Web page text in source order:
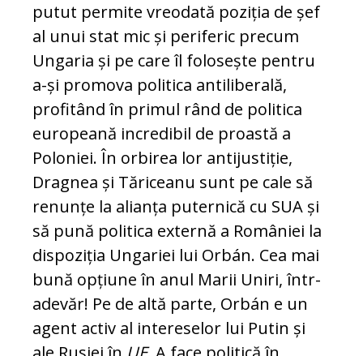
putut permite vreodată poziția de șef
al unui stat mic și periferic precum
Un­garia și pe care îl folosește pentru
a-și pro­mo­va politica antiliberală,
profitând în primul rând de politica
europeană incredibil de proas­tă a
Poloniei. În orbirea lor antijustiție,
Drag­nea și Tă­riceanu sunt pe cale să
renunțe la ali­anța puternică cu SUA și
să pună politica externă a României la
dispoziția Ungariei lui Or­bán. Cea mai
bună opțiune în anul Marii Uniri, în­tr-
adevăr! Pe de altă parte, Orbán e un
agent ac­tiv al intereselor lui Putin și